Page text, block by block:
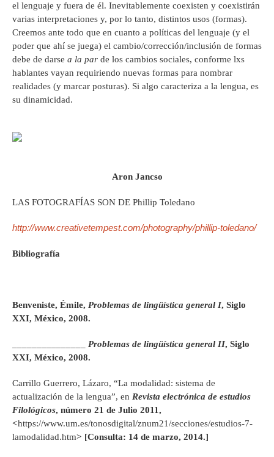
el lenguaje y fuera de él. Inevitablemente coexisten y coexistirán
varias interpretaciones y, por lo tanto, distintos usos (formas).
Creemos ante todo que en cuanto a políticas del lenguaje (y el
poder que ahí se juega) el cambio/corrección/inclusión de formas
debe de darse a la par de los cambios sociales, conforme lxs
hablantes vayan requiriendo nuevas formas para nombrar
realidades (y marcar posturas). Si algo caracteriza a la lengua, es
su dinamicidad.
Aron Jancso
LAS FOTOGRAFÍAS SON DE Phillip Toledano
http://www.creativetempest.com/photography/phillip-toledano/
Bibliografía
Benveniste, Émile, Problemas de lingüística general I, Siglo
XXI, México, 2008.
Problemas de lingüística general II, Siglo
XXI, México, 2008.
Carrillo Guerrero, Lázaro, “La modalidad: sistema de
actualización de la lengua”, en Revista electrónica de estudios
Filológicos, número 21 de Julio 2011,
<https://www.um.es/tonosdigital/znum21/secciones/estudios-7-
lamodalidad.htm> [Consulta: 14 de marzo, 2014.]